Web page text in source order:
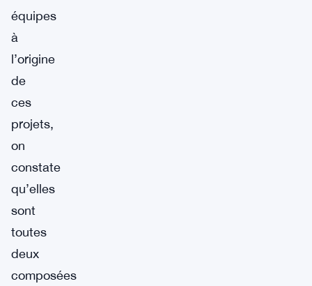
équipes
à
l’origine
de
ces
projets,
on
constate
qu’elles
sont
toutes
deux
composées